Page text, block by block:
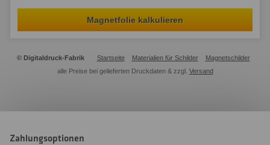
Magnetfolie kalkulieren
© Digitaldruck-Fabrik Startseite Materialien für Schilder
Magnetschilder
alle Preise bei gelieferten Druckdaten & zzgl. Versand
Zahlungsoptionen